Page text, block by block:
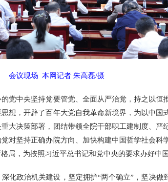
会议现场 本网记者 朱高磊/摄
党中央坚持党要管党、全面从严治党，持之以恒
想 ，开辟了百年大党自我革命新境界，为以中
大决策部署，团结带领全院干部职工建制度、严
对坚持正确办院方向、加快构建中国哲学社会科
局，为按照习近平总书记和党中央的要求办好中
政治机关建设，坚定拥护“两个确立”，坚决做